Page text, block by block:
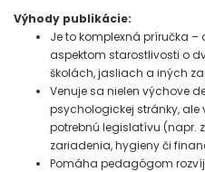
Výhody publikácie:
Je to komplexná príručka
aspektom starostlivosti o
školách, jasliach a iných
Venuje sa nielen výchove
psychologickej stránky, ale
potrebnú legislatívu (napr.
zariadenia, hygieny či
Pomáha pedagógom